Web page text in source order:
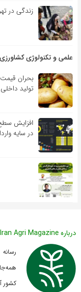
زندگی در
علمی و تکنولوژی کشاورزی
بحران
تولید
افزایش
در سایه
درباره Iran Agri Magazine
رسانه
کشور